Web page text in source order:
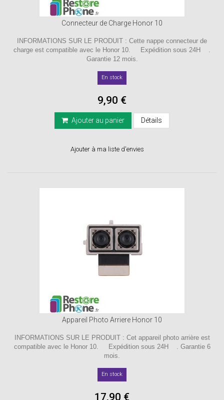
Connecteur de Charge Honor 10
INFORMATIONS SUR LE PRODUIT : Cette nappe connecteur de
charge est compatible avec le Honor 10. Expédition sous 24H .
Garantie 12 mois.
En stock
9,90 €
Ajouter au panier Détails
Ajouter à ma liste d'envies
Appareil Photo Arriere Honor 10
INFORMATIONS SUR LE PRODUIT : Cet appareil photo arrière est
compatible avec le Honor 10. Expédition sous 24H . Garantie 6
mois.
En stock
17,90 €